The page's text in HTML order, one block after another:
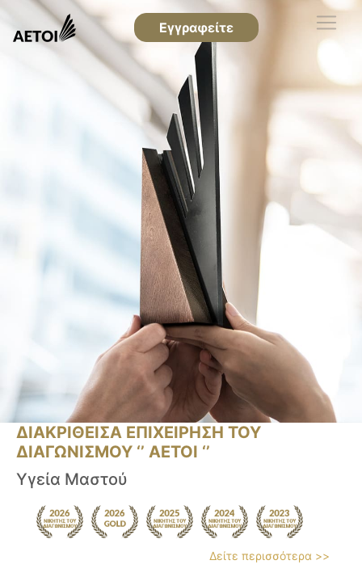
Εγγραφείτε
ΔΙΑΚΡΙΘΕΙΣΑ ΕΠΙΧΕΙΡΗΣΗ ΤΟΥ
ΔΙΑΓΩΝΙΣΜΟΥ ‘’ ΑΕΤΟΙ ‘’
Υγεία Μαστού
Δείτε περισσότερα >>